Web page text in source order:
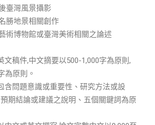
臺灣風景攝影
勝地景相關創作
術博物館或臺灣美術相關之論述
文稿件,中文摘要以500-1,000字為原則,
為原則。
含問題意識或重要性、研究方法或設
期結論或建議之說明、五個關鍵詞為原